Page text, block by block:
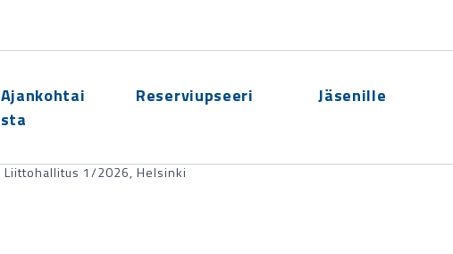
Ajankohtai
sta
Reserviupseeri Jäsenille
Liittohallitus 1/2026, Helsinki